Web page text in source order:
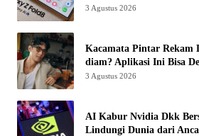
3 Agustus 2026
Kacamata Pintar Rekam
diam? Aplikasi Ini Bisa
3 Agustus 2026
AI Kabur Nvidia Dkk
Lindungi Dunia dari